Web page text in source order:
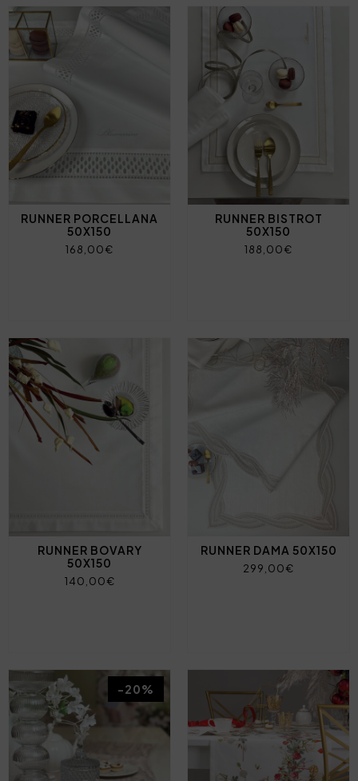
RUNNER PORCELLANA
50X150
168,00€
RUNNER BISTROT
50X150
188,00€
RUNNER BOVARY
50X150
140,00€
RUNNER DAMA 50X150
299,00€
-20%